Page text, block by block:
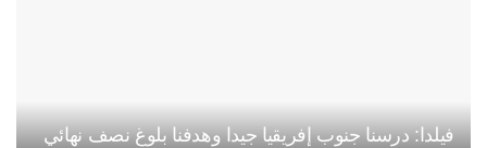
فيلدا: درسنا جنوب إفريقيا جيدا وهدفنا بلوغ نصف نهائي